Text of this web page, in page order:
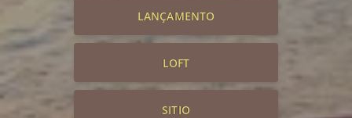
LANÇAMENTO
LOFT
SITIO